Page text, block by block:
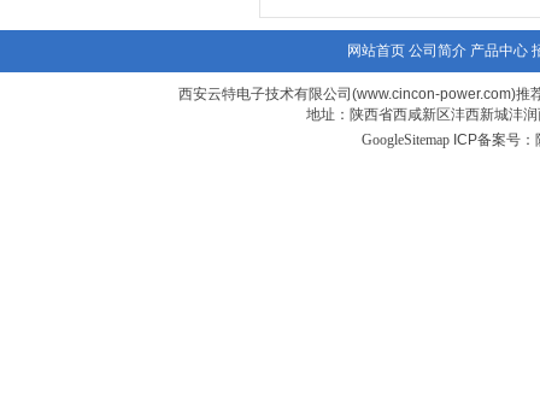
网站首页 公司简介 产品中心
西安云特电子技术有限公司(www.cincon-power.com)
地址：陕西省西咸新区沣西新城沣
GoogleSitemap ICP备案号：